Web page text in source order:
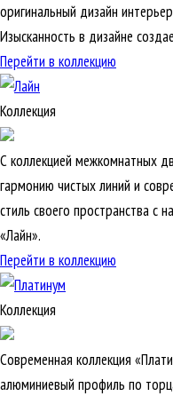
оригинальный дизайн
Изысканность в дизайне
Перейти в коллекцию
Коллекция
С коллекцией межкомнатных
гармонию чистых линий и
стиль своего пространства с
«Лайн».
Перейти в коллекцию
Коллекция
Современная коллекция
алюминиевый профиль по